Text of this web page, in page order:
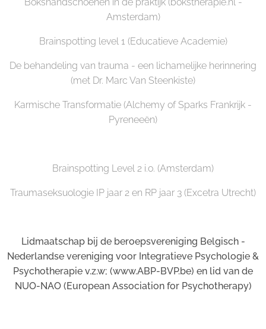
Amsterdam)
Brainspotting level 1 (Educatieve Academie)
De behandeling van trauma - een lichamelijke herinnering
(met Dr. Marc Van Steenkiste)
Karmische Transformatie (Alchemy of Sparks Frankrijk -
Pyreneeën)
Brainspotting Level 2 i.o. (Amsterdam)
Traumaseksuologie IP jaar 2 en RP jaar 3 (Excetra Utrecht)
Lidmaatschap bij de beroepsvereniging Belgisch -
Nederlandse vereniging voor Integratieve Psychologie &
Psychotherapie v.z.w; (www.ABP-BVP.be) en lid van de
NUO-NAO (European Association for Psychotherapy)